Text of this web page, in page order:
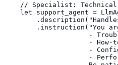
// Specialist:
let support_agent =
.instruction("You
-
- How-
-
-